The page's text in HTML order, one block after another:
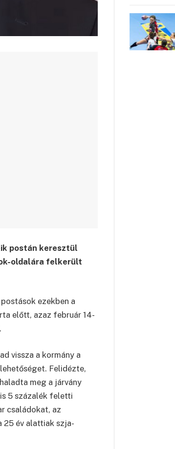
postán keresztül
oldalára felkerült
ezekben a
előtt, azaz február 14-
vissza a kormány a
Felidézte,
meg a járvány
5 százalék feletti
családokat, az
25 év alattiak szja-